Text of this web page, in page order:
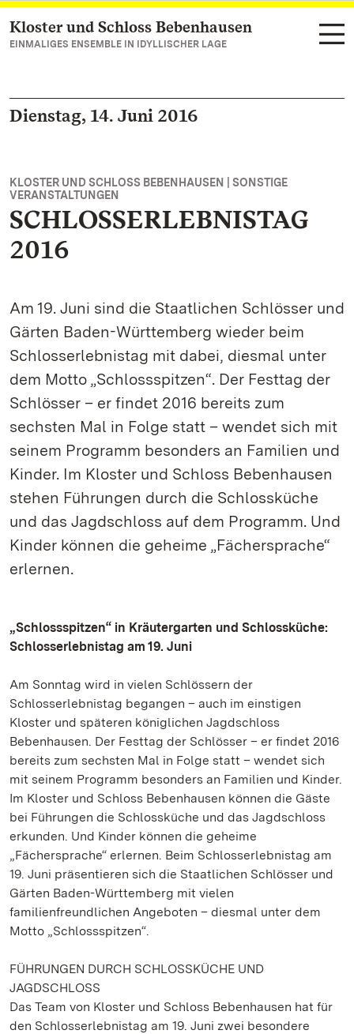
Zum Hauptinhalt springen
Kloster und Schloss Bebenhausen
EINMALIGES ENSEMBLE IN IDYLLISCHER LAGE
Dienstag, 14. Juni 2016
KLOSTER UND SCHLOSS BEBENHAUSEN | SONSTIGE
VERANSTALTUNGEN
SCHLOSSERLEBNISTAG
2016
Am 19. Juni sind die Staatlichen Schlösser und
Gärten Baden-Württemberg wieder beim
Schlosserlebnistag mit dabei, diesmal unter
dem Motto „Schlossspitzen“. Der Festtag der
Schlösser – er findet 2016 bereits zum
sechsten Mal in Folge statt – wendet sich mit
seinem Programm besonders an Familien und
Kinder. Im Kloster und Schloss Bebenhausen
stehen Führungen durch die Schlossküche
und das Jagdschloss auf dem Programm. Und
Kinder können die geheime „Fächersprache“
erlernen.
„Schlossspitzen“ in Kräutergarten und Schlossküche:
Schlosserlebnistag am 19. Juni
Am Sonntag wird in vielen Schlössern der
Schlosserlebnistag begangen – auch im einstigen
Kloster und späteren königlichen Jagdschloss
Bebenhausen. Der Festtag der Schlösser – er findet 2016
bereits zum sechsten Mal in Folge statt – wendet sich
mit seinem Programm besonders an Familien und Kinder.
Im Kloster und Schloss Bebenhausen können die Gäste
bei Führungen die Schlossküche und das Jagdschloss
erkunden. Und Kinder können die geheime
„Fächersprache“ erlernen. Beim Schlosserlebnistag am
19. Juni präsentieren sich die Staatlichen Schlösser und
Gärten Baden-Württemberg mit vielen
familienfreundlichen Angeboten – diesmal unter dem
Motto „Schlossspitzen“.
FÜHRUNGEN DURCH SCHLOSSKÜCHE UND
JAGDSCHLOSS
Das Team von Kloster und Schloss Bebenhausen hat für
den Schlosserlebnistag am 19. Juni zwei besondere